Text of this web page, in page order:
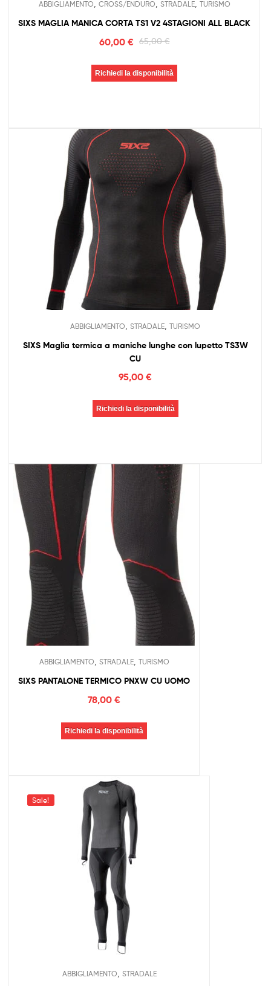
ABBIGLIAMENTO CROSS/ENDURO STRADALE, TURISMO
SIXS MAGLIA MANICA CORTA TS1 V2 4STAGIONI ALL BLACK
65,00€
60,00 €
Richiedi la disponibilità
ABBIGLIAMENTO STRADALE TURISMO
SIXS Maglia termica a maniche lunghe con lupetto TS3W
CU
95,00 €
Richiedi la disponibilità
ABBIGLIAMENTO STRADALE, TURISMO
SIXS PANTALONE TERMICO PNXW CU UOMO
78,00 €
Richiedi la disponibilità
Sale!
ABBIGLIAMENTO STRADALE